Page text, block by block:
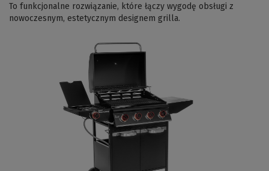
To funkcjonalne rozwiązanie, które łączy wygodę obsługi z
nowoczesnym, estetycznym designem grilla.